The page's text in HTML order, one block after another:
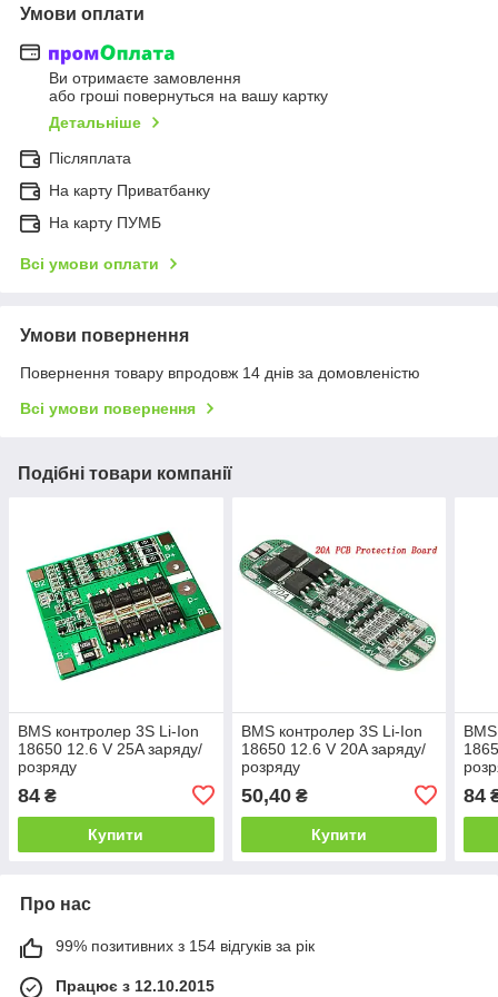
Умови оплати
Ви отримаєте замовлення
або гроші повернуться на вашу картку
Детальніше
Післяплата
На карту Приватбанку
На карту ПУМБ
Всі умови оплати
Умови повернення
Повернення товару впродовж 14 днів за домовленістю
Всі умови повернення
Подібні товари компанії
BMS контролер 3S Li-Ion
18650 12.6 V 25A заряду/
розряду
84 ₴
Купити
BMS контролер 3S Li-Ion
18650 12.6 V 20A заряду/
розряду
50,40₴
Купити
84
Про нас
99% позитивних з 154 відгуків за рік
Працює з 12.10.2015